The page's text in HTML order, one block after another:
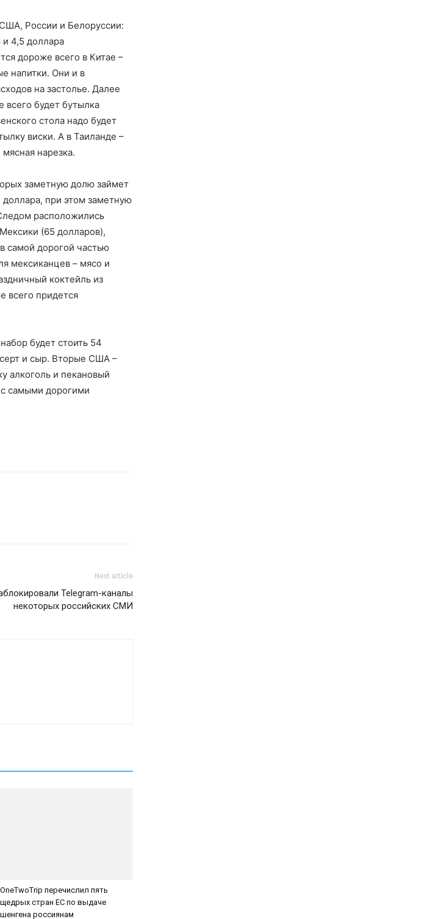
России и Белоруссии:
и 4,5 доллара
дороже всего в Китае –
напитки. Они и в
на застолье. Далее
всего будет бутылка
стола надо будет
виски. А в Таиланде –
нарезка.
заметную долю займет
доллара, при этом заметную
расположились
(65 долларов),
самой дорогой частью
мексиканцев – мясо и
коктейль из
всего придется
будет стоить 54
и сыр. Вторые США –
алкоголь и пекановый
с самыми дорогими
Next article
Telegram-каналы
некоторых российских СМИ
OneTwoTrip перечислил пять
щедрых стран ЕС по выдаче
шенгена россиянам